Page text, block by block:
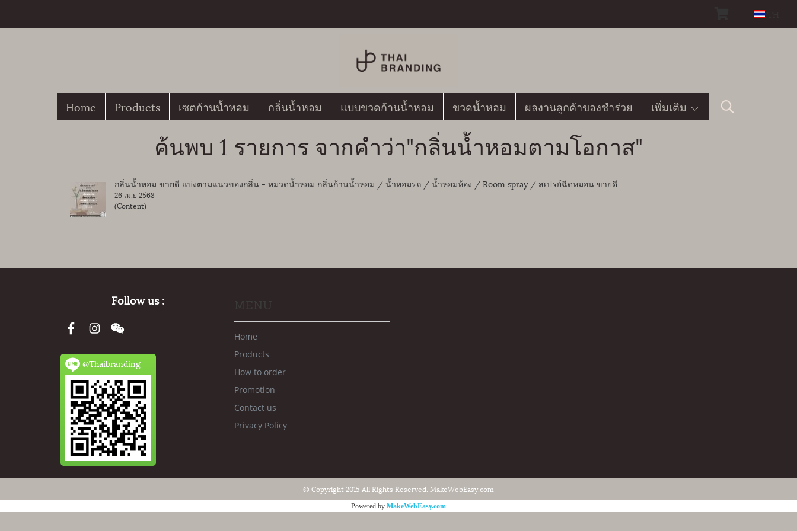
Home Products เซตก้านน้ำหอม กลิ่นน้ำหอม แบบขวดก้านน้ำหอม ขวดน้ำหอม ผลงานลูกค้าของชำร่วย เพิ่มเติม
ค้นพบ 1 รายการ จากคำว่า"กลิ่นน้ำหอมตามโอกาส"
กลิ่นน้ำหอม ขายดี แบ่งตามแนวของกลิ่น - หมวดน้ำหอม กลิ่นก้านน้ำหอม / น้ำหอมรถ / น้ำหอมห้อง / Room spray / สเปรย์ฉีดหมอน ขายดี
26 เม.ย 2568
(Content)
Follow us :
@Thaibranding
Home
Products
How to order
Promotion
Contact us
Privacy Policy
© Copyright 2015 All Rights Reserved. MakeWebEasy.com
Powered by MakeWebEasy.com